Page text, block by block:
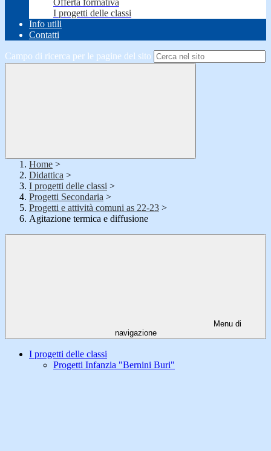
Offerta formativa
I progetti delle classi
Info utili
Contatti
Campo di ricerca per le pagine del sito
Home >
Didattica >
I progetti delle classi >
Progetti Secondaria >
Progetti e attività comuni as 22-23 >
Agitazione termica e diffusione
Menu di
navigazione
I progetti delle classi
Progetti Infanzia "Bernini Buri"